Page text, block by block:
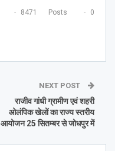
8471 Posts 0
NEXT POST
राजीव गांधी ग्रामीण एवं शहरी
ओलंपिक खेलों का राज्य स्तरीय
आयोजन 25 सितम्बर से जोधपुर में